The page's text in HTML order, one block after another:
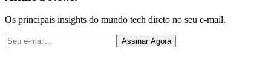
Os principais insights do mundo tech direto no seu e-mail.
Assinar Agora